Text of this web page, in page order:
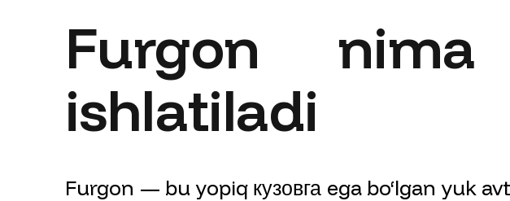
Furgon
ishlatiladi
Furgon — bu yopiq кузовга ega bo‘lgan yuk